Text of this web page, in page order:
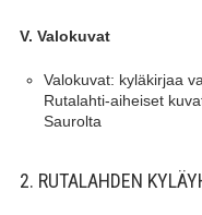
V. Valokuvat
Valokuvat: kyläkirjaa
Rutalahti-aiheiset
Saurolta
2. RUTALAHDEN